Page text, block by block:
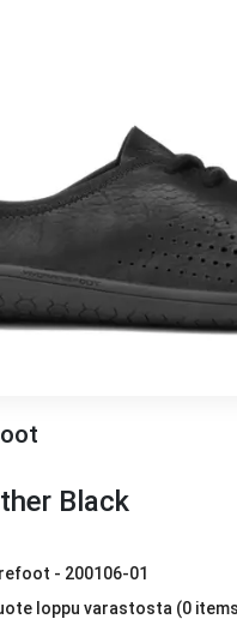
Black
- 200106-01
loppu varastosta (0